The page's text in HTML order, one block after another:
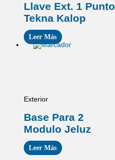
Llave Ext. 1 Punto
Tekna Kalop
Leer Más
Exterior
Base Para 2
Modulo Jeluz
Leer Más